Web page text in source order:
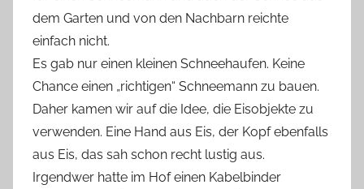
dem Garten und von den Nachbarn reichte
einfach nicht.
Es gab nur einen kleinen Schneehaufen. Keine
Chance einen „richtigen“ Schneemann zu bauen.
Daher kamen wir auf die Idee, die Eisobjekte zu
verwenden. Eine Hand aus Eis, der Kopf ebenfalls
aus Eis, das sah schon recht lustig aus.
Irgendwer hatte im Hof einen Kabelbinder